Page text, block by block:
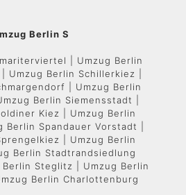
Berlin S
| Umzug Berlin
Umzug Berlin Schillerkiez |
| Umzug Berlin
Berlin Siemensstadt |
Kiez | Umzug Berlin
Berlin Spandauer Vorstadt |
| Umzug Berlin
Berlin Stadtrandsiedlung
Berlin Steglitz | Umzug Berlin
Berlin Charlottenburg